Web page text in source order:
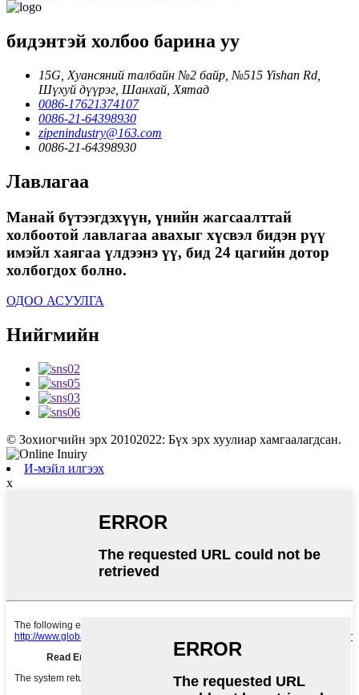
бидэнтэй холбоо барина уу
15G, Хуансяний талбайн №2 байр, №515 Yishan Rd,
Шүхуй дүүрэг, Шанхай, Хятад
0086-17621374107
0086-21-64398930
zipenindustry@163.com
0086-21-64398930
Лавлагаа
Манай бүтээгдэхүүн, үнийн жагсаалттай
холбоотой лавлагаа авахыг хүсвэл бидэн рүү
имэйл хаягаа үлдээнэ үү, бид 24 цагийн дотор
холбогдох болно.
ОДОО АСУУЛГА
Нийгмийн
© Зохиогчийн эрх 20102022: Бүх эрх хуулиар хамгаалагдсан.
И-мэйл илгээх
x